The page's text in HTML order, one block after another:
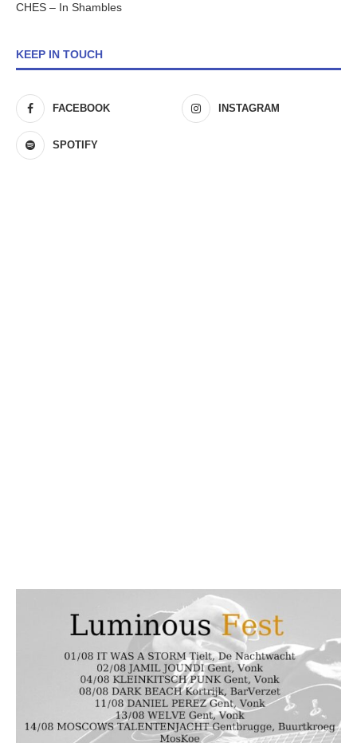
CHES – In Shambles
KEEP IN TOUCH
FACEBOOK INSTAGRAM
SPOTIFY